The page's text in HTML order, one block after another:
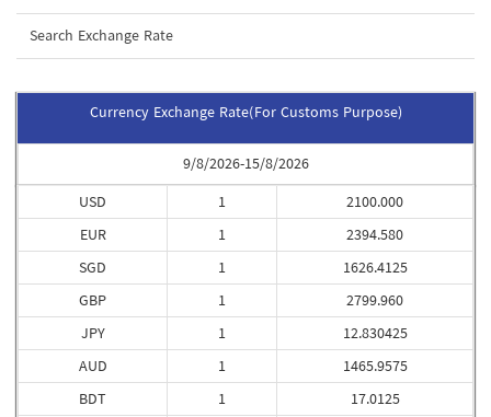
Search Exchange Rate
Currency Exchange Rate(For Customs Purpose)
9/8/2026-15/8/2026
USD
EUR
SGD
GBP
JPY
AUD
BDT
1
1
1
1
1
1
1
2100.000
2394.580
1626.4125
2799.960
12.830425
1465.9575
17.0125